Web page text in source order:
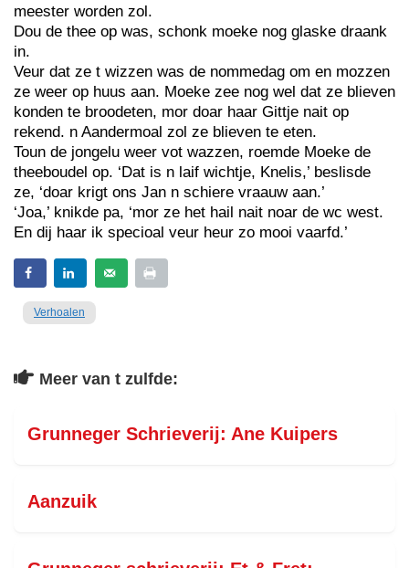
meester worden zol.
Dou de thee op was, schonk moeke nog glaske draank
in.
Veur dat ze t wizzen was de nommedag om en mozzen
ze weer op huus aan. Moeke zee nog wel dat ze blieven
konden te broodeten, mor doar haar Gittje nait op
rekend. n Aandermoal zol ze blieven te eten.
Toun de jongelu weer vot wazzen, roemde Moeke de
theeboudel op. ‘Dat is n laif wichtje, Knelis,’ beslisde
ze, ‘doar krigt ons Jan n schiere vraauw aan.’
‘Joa,’ knikde pa, ‘mor ze het hail nait noar de wc west.
En dij haar ik specioal veur heur zo mooi vaarfd.’
Verhoalen
Meer van t zulfde:
Grunneger Schrieverij: Ane Kuipers
Aanzuik